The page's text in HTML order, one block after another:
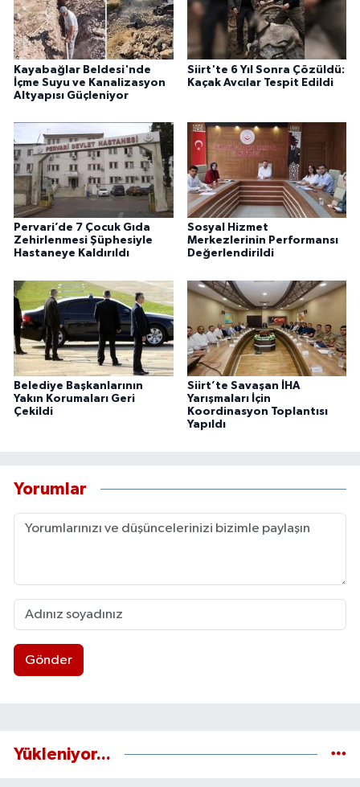
Kayabağlar Beldesi'nde
İçme Suyu ve Kanalizasyon
Altyapısı Güçleniyor
Siirt'te 6 Yıl Sonra Çözüldü:
Kaçak Avcılar Tespit Edildi
Pervari’de 7 Çocuk Gıda
Zehirlenmesi Şüphesiyle
Hastaneye Kaldırıldı
Sosyal Hizmet
Merkezlerinin Performansı
Değerlendirildi
Belediye Başkanlarının
Yakın Korumaları Geri
Çekildi
Siirt’te Savaşan İHA
Yarışmaları İçin
Koordinasyon Toplantısı
Yapıldı
Yorumlar
Gönder
Yükleniyor...